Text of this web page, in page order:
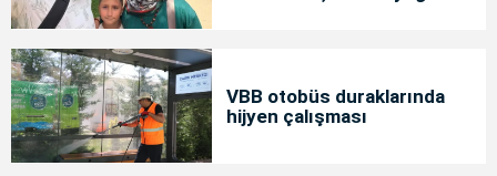
VBB otobüs duraklarında
hijyen çalışması